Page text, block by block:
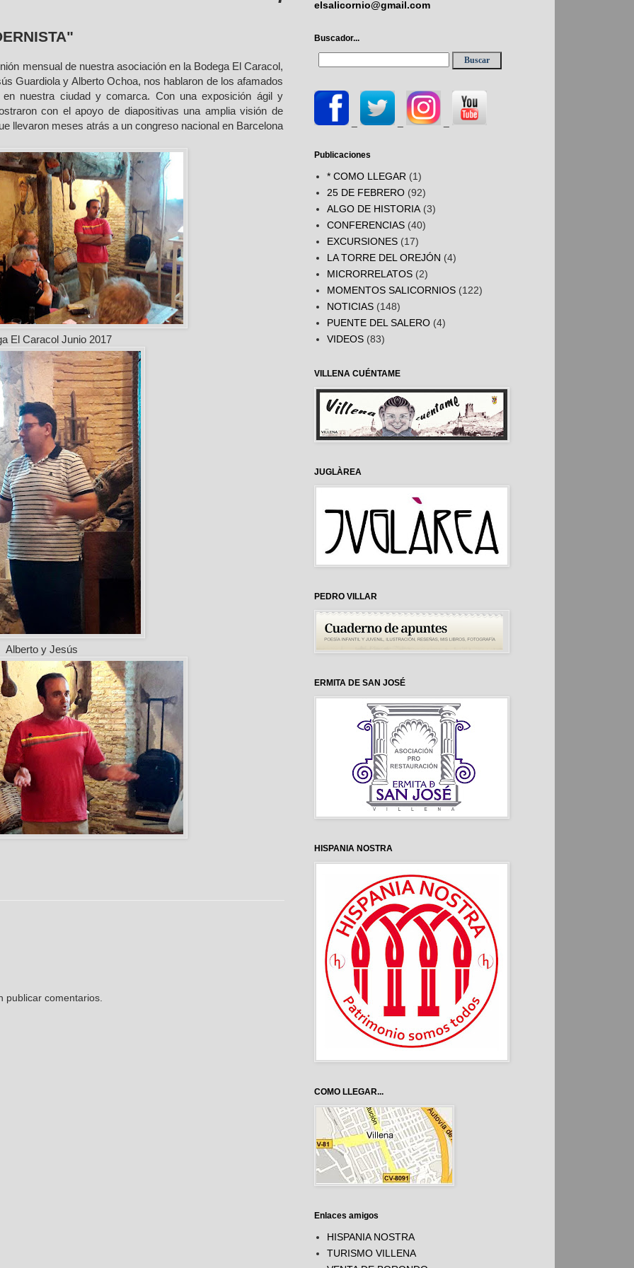
mensual de nuestra asociación en la Bodega El Caracol,
Guardiola y Alberto Ochoa, nos hablaron de los afamados
nuestra ciudad y comarca. Con una exposición ágil y
con el apoyo de diapositivas una amplia visión de
llevaron meses atrás a un congreso nacional en Barcelona
El Caracol Junio 2017
Alberto y Jesús
publicar comentarios.
elsalicornio@gmail.com
Buscador...
Publicaciones
* COMO LLEGAR (1)
25 DE FEBRERO (92)
ALGO DE HISTORIA (3)
CONFERENCIAS (40)
EXCURSIONES (17)
LA TORRE DEL OREJÓN (4)
MICRORRELATOS (2)
MOMENTOS SALICORNIOS (122)
NOTICIAS (148)
PUENTE DEL SALERO (4)
VIDEOS (83)
VILLENA CUÉNTAME
JUGLÀREA
PEDRO VILLAR
ERMITA DE SAN JOSÉ
HISPANIA NOSTRA
COMO LLEGAR...
Enlaces amigos
HISPANIA NOSTRA
TURISMO VILLENA